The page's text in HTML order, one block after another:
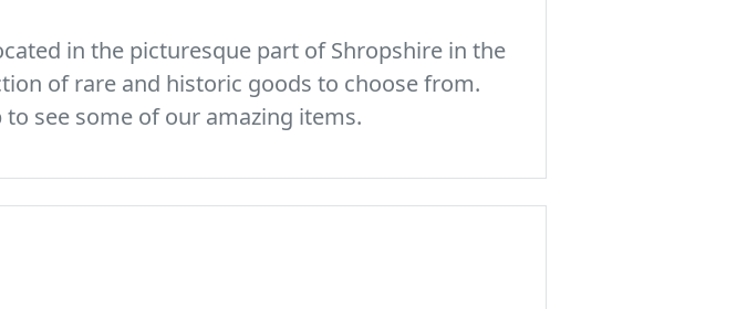
in the picturesque part of Shropshire in the
of rare and historic goods to choose from.
see some of our amazing items.